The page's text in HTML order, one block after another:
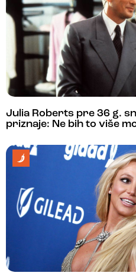
Julia Roberts pre 36 g.
priznaje: Ne bih to više